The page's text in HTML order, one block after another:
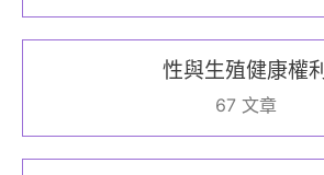
性與生殖健康權利
67 文章